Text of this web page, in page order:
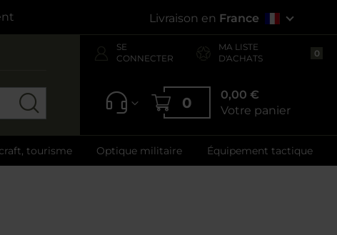
Livraison en France
SE
CONNECTER
MA LISTE
D'ACHATS
0
0
0,00 €
Votre panier
tourisme Optique militaire Équipement tactique